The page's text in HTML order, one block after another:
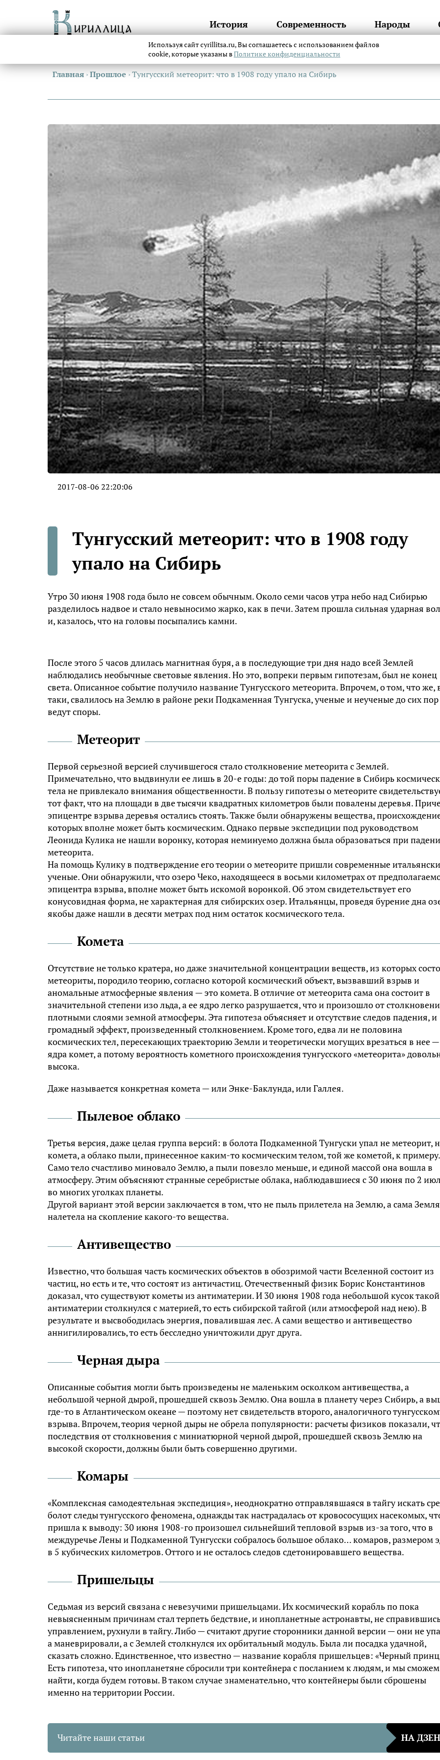
История Современность Народы
Главная ›Прошлое ›Тунгусский метеорит: что в 1908 году упало на Сибирь
2017-08-06 22:20:06
Тунгусский метеорит: что в 1908 году
упало на Сибирь
Утро 30 июня 1908 года было не совсем обычным. Около семи часов утра небо над Сибирью
разделилось надвое и стало невыносимо жарко, как в печи. Затем прошла сильная ударная
и, казалось, что на головы посыпались камни.
После этого 5 часов длилась магнитная буря, а в последующие три дня надо всей Землей
наблюдались необычные световые явления. Но это, вопреки первым гипотезам, был не конец
света. Описанное событие получило название Тунгусского метеорита. Впрочем, о том, что же,
таки, свалилось на Землю в районе реки Подкаменная Тунгуска, ученые и неученые до сих пор
ведут споры.
Метеорит
Первой серьезной версией случившегося стало столкновение метеорита с Землей.
Примечательно, что выдвинули ее лишь в 20-е годы: до той поры падение в Сибирь
тела не привлекало внимания общественности. В пользу гипотезы о метеорите
тот факт, что на площади в две тысячи квадратных километров были повалены деревья.
эпицентре взрыва деревья остались стоять. Также были обнаружены вещества,
которых вполне может быть космическим. Однако первые экспедиции под руководством
Леонида Кулика не нашли воронку, которая неминуемо должна была образоваться при
метеорита.
На помощь Кулику в подтверждение его теории о метеорите пришли современные
ученые. Они обнаружили, что озеро Чеко, находящееся в восьми километрах от
эпицентра взрыва, вполне может быть искомой воронкой. Об этом свидетельствует его
конусовидная форма, не характерная для сибирских озер. Итальянцы, проведя бурение дна
якобы даже нашли в десяти метрах под ним остаток космического тела.
Комета
Отсутствие не только кратера, но даже значительной концентрации веществ, из которых
метеориты, породило теорию, согласно которой космический объект, вызвавший взрыв и
аномальные атмосферные явления — это комета. В отличие от метеорита сама она состоит в
значительной степени изо льда, а ее ядро легко разрушается, что и произошло от
плотными слоями земной атмосферы. Эта гипотеза объясняет и отсутствие следов падения, и
громадный эффект, произведенный столкновением. Кроме того, едва ли не половина
космических тел, пересекающих траекторию Земли и теоретически могущих врезаться в нее
ядра комет, а потому вероятность кометного происхождения тунгусского «метеорита»
высока.
Даже называется конкретная комета — или Энке-Баклунда, или Галлея.
Пылевое облако
Третья версия, даже целая группа версий: в болота Подкаменной Тунгуски упал не метеорит,
комета, а облако пыли, принесенное каким-то космическим телом, той же кометой, к примеру.
Само тело счастливо миновало Землю, а пыли повезло меньше, и единой массой она вошла в
атмосферу. Этим объясняют странные серебристые облака, наблюдавшиеся с 30 июня по 2
во многих уголках планеты.
Другой вариант этой версии заключается в том, что не пыль прилетела на Землю, а сама Земля
налетела на скопление какого-то вещества.
Антивещество
Известно, что большая часть космических объектов в обозримой части Вселенной состоит из
частиц, но есть и те, что состоят из античастиц. Отечественный физик Борис Константинов
доказал, что существуют кометы из антиматерии. И 30 июня 1908 года небольшой кусок такой
антиматерии столкнулся с материей, то есть сибирской тайгой (или атмосферой над нею). В
результате и высвободилась энергия, повалившая лес. А сами вещество и антивещество
аннигилировались, то есть бесследно уничтожили друг друга.
Черная дыра
Описанные события могли быть произведены не маленьким осколком антивещества, а
небольшой черной дырой, прошедшей сквозь Землю. Она вошла в планету через Сибирь, а
где-то в Атлантическом океане — поэтому нет свидетельств второго, аналогичного
взрыва. Впрочем, теория черной дыры не обрела популярности: расчеты физиков показали,
последствия от столкновения с миниатюрной черной дырой, прошедшей сквозь Землю на
высокой скорости, должны были быть совершенно другими.
Комары
«Комплексная самодеятельная экспедиция», неоднократно отправлявшаяся в тайгу искать
болот следы тунгусского феномена, однажды так настрадалась от кровососущих насекомых,
пришла к выводу: 30 июня 1908-го произошел сильнейший тепловой взрыв из-за того, что в
междуречье Лены и Подкаменной Тунгусски собралось большое облако… комаров, размером
в 5 кубических километров. Оттого и не осталось следов сдетонировавшего вещества.
Пришельцы
Седьмая из версий связана с невезучими пришельцами. Их космический корабль по пока
невыясненным причинам стал терпеть бедствие, и инопланетные астронавты, не
управлением, рухнули в тайгу. Либо — считают другие сторонники данной версии — они не
а маневрировали, а с Землей столкнулся их орбитальный модуль. Была ли посадка удачной,
сказать сложно. Единственное, что известно — название корабля пришельцев: «Черный
Есть гипотеза, что инопланетяне сбросили три контейнера с посланием к людям, и мы
найти, когда будем готовы. В таком случае знаменательно, что контейнеры были сброшены
именно на территории России.
Читайте наши статьи НА ДЗЕН
Используя сайт cyrillitsa.ru, Вы соглашаетесь с использованием файлов
cookie, которые указаны вПолитике конфиденциальности